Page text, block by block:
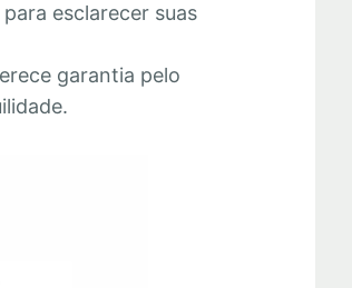
esclarecer suas
garantia pelo